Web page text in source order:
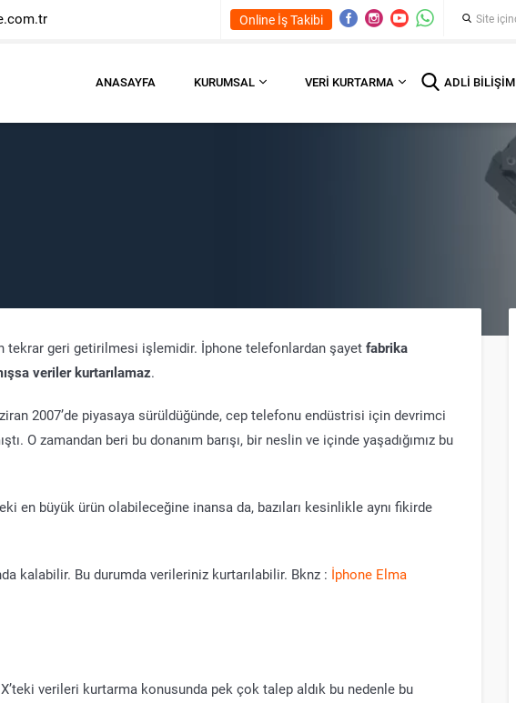
Online İş Takibi
ANASAYFA KURUMSAL VERI KURTARMA ADLI BILIŞIM
tekrar geri getirilmesi işlemidir. İphone telefonlardan şayet fabrika
veriler kurtarılamaz.
2007’de piyasaya sürüldüğünde, cep telefonu endüstrisi için devrimci
O zamandan beri bu donanım barışı, bir neslin ve içinde yaşadığımız bu
en büyük ürün olabileceğine inansa da, bazıları kesinlikle aynı fikirde
kalabilir. Bu durumda verileriniz kurtarılabilir. Bknz : İphone Elma
verileri kurtarma konusunda pek çok talep aldık bu nedenle bu